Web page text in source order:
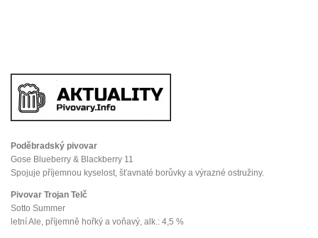
Poděbradský pivovar
Gose Blueberry & Blackberry 11
Spojuje příjemnou kyselost, šťavnaté borůvky a výrazné ostružiny.
Pivovar Trojan Telč
Sotto Summer
letní Ale, příjemně hořký a voňavý, alk.: 4,5 %